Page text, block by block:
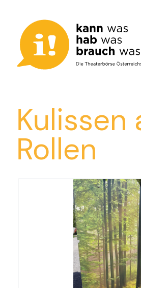
springen
Kulissen
Rollen